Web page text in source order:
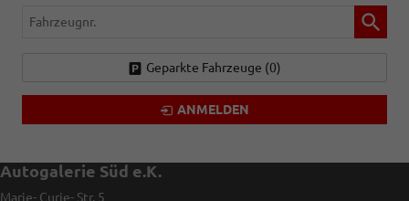
Fahrzeugnr.
Geparkte Fahrzeuge (0)
ANMELDEN
Autogalerie Süd e.K.
Marie- Curie- Str. 5